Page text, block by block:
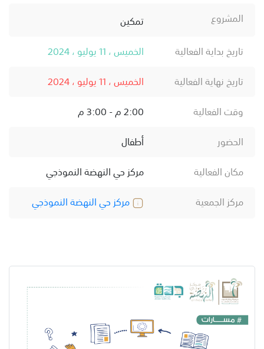
المشروع
تمكين
تاريخ بداية الفعالية
الخميس ، 11 يوليو ، 2024
تاريخ نهاية الفعالية
الخميس ، 11 يوليو ، 2024
وقت الفعالية
2:00 م - 3:00 م
الحضور
أطفال
مكان الفعالية
مركز حي النهضة النموذجي
مركز الجمعية
مركز حي النهضة النموذجي